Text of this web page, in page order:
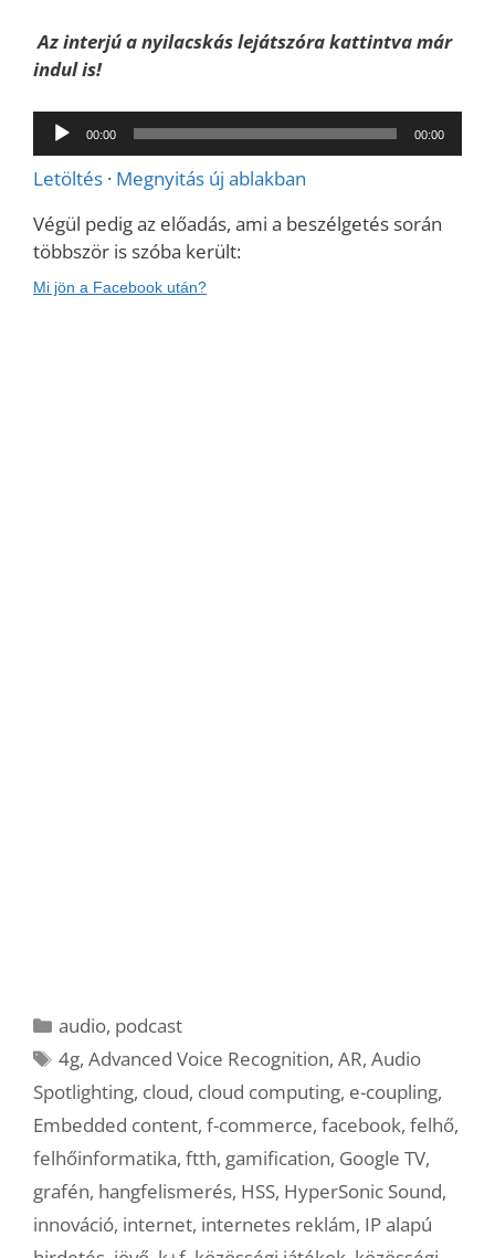
Az interjú a nyilacskás lejátszóra kattintva már
indul is!
Audió
lejátszó
00:00 00:00
Letöltés · Megnyitás új ablakban
Végül pedig az előadás, ami a beszélgetés során
többször is szóba került:
Mi jön a Facebook után?
Kategória
audio, podcast
Címkék
4g,Advanced Voice Recognition,AR,Audio
Spotlighting, cloud, cloud computing, e-coupling,
Embedded content, f-commerce, facebook, felhő,
felhőinformatika, ftth, gamification, Google TV,
grafén, hangfelismerés, HSS, HyperSonic Sound,
innováció, internet, internetes reklám, IP alapú